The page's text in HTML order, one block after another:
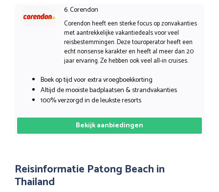
6. Corendon
Corendon heeft een sterke focus op zonvakanties
met aantrekkelijke vakantiedeals voor veel
reisbestemmingen. Deze touroperator heeft een
echt nonsense karakter en heeft al meer dan 20
jaar ervaring. Ze hebben ook veel all-in cruises.
Boek op tijd voor extra vroegboekkorting
Altijd de mooiste badplaatsen & strandvakanties
100% verzorgd in de leukste resorts
Bekijk aanbiedingen
Reisinformatie Patong Beach in
Thailand